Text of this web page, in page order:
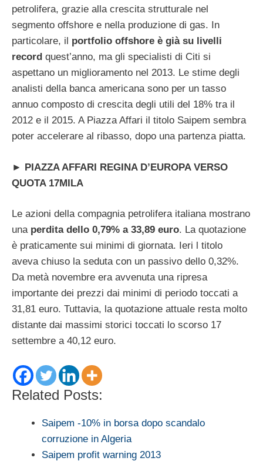
petrolifera, grazie alla crescita strutturale nel
segmento offshore e nella produzione di gas. In
particolare, il portfolio offshore è già su livelli
record quest’anno, ma gli specialisti di Citi si
aspettano un miglioramento nel 2013. Le stime degli
analisti della banca americana sono per un tasso
annuo composto di crescita degli utili del 18% tra il
2012 e il 2015. A Piazza Affari il titolo Saipem sembra
poter accelerare al ribasso, dopo una partenza piatta.
► PIAZZA AFFARI REGINA D’EUROPA VERSO
QUOTA 17MILA
Le azioni della compagnia petrolifera italiana mostrano
una perdita dello 0,79% a 33,89 euro. La quotazione
è praticamente sui minimi di giornata. Ieri l titolo
aveva chiuso la seduta con un passivo dello 0,32%.
Da metà novembre era avvenuta una ripresa
importante dei prezzi dai minimi di periodo toccati a
31,81 euro. Tuttavia, la quotazione attuale resta molto
distante dai massimi storici toccati lo scorso 17
settembre a 40,12 euro.
Related Posts:
Saipem -10% in borsa dopo scandalo
corruzione in Algeria
Saipem profit warning 2013